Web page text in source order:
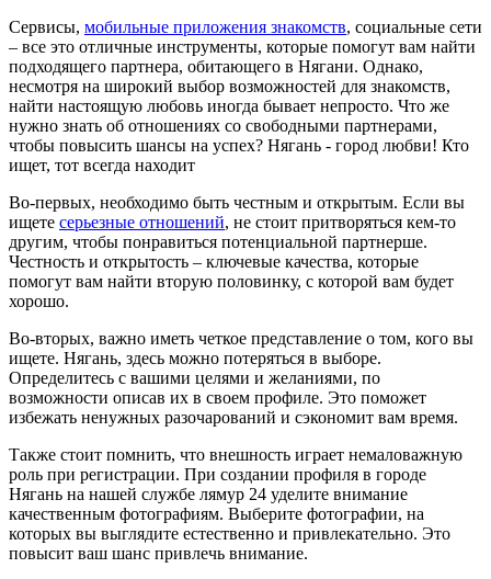
Сервисы, мобильные приложения знакомств, социальные сети
– все это отличные инструменты, которые помогут вам найти
подходящего партнера, обитающего в Нягани. Однако,
несмотря на широкий выбор возможностей для знакомств,
найти настоящую любовь иногда бывает непросто. Что же
нужно знать об отношениях со свободными партнерами,
чтобы повысить шансы на успех? Нягань - город любви! Кто
ищет, тот всегда находит
Во-первых, необходимо быть честным и открытым. Если вы
ищете серьезные отношений, не стоит притворяться кем-то
другим, чтобы понравиться потенциальной партнерше.
Честность и открытость – ключевые качества, которые
помогут вам найти вторую половинку, с которой вам будет
хорошо.
Во-вторых, важно иметь четкое представление о том, кого вы
ищете. Нягань, здесь можно потеряться в выборе.
Определитесь с вашими целями и желаниями, по
возможности описав их в своем профиле. Это поможет
избежать ненужных разочарований и сэкономит вам время.
Также стоит помнить, что внешность играет немаловажную
роль при регистрации. При создании профиля в городе
Нягань на нашей службе лямур 24 уделите внимание
качественным фотографиям. Выберите фотографии, на
которых вы выглядите естественно и привлекательно. Это
повысит ваш шанс привлечь внимание.